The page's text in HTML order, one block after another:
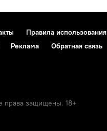
Правила использования
Реклама Обратная связь
права защищены. 18+